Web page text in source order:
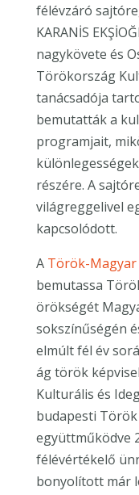
félévzáró
KARANİS
nagykövete és
Törökország
tanácsadója
bemutatták a
programjait,
részére. A
világreggelivel
kapcsolódott.
A Török-Magyar
bemutassa
örökségét
sokszínűségén
elmúlt fél év
ág török
Kulturális és
budapesti
együttműködve
félévértékelő
bonyolított már